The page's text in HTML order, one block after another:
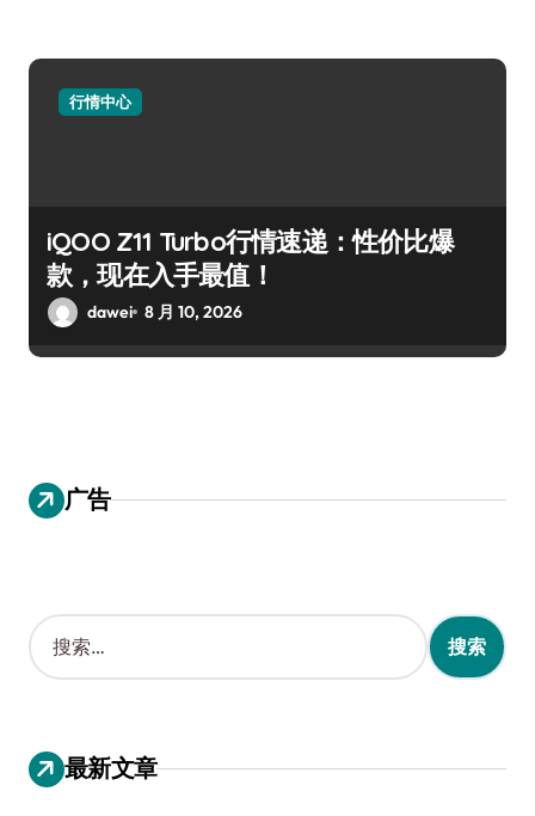
行情中心
iQOO Z11 Turbo行情速递：性价比爆
款，现在入手最值！
dawei 8 月 10, 2026
广告
搜
索
：
最新文章